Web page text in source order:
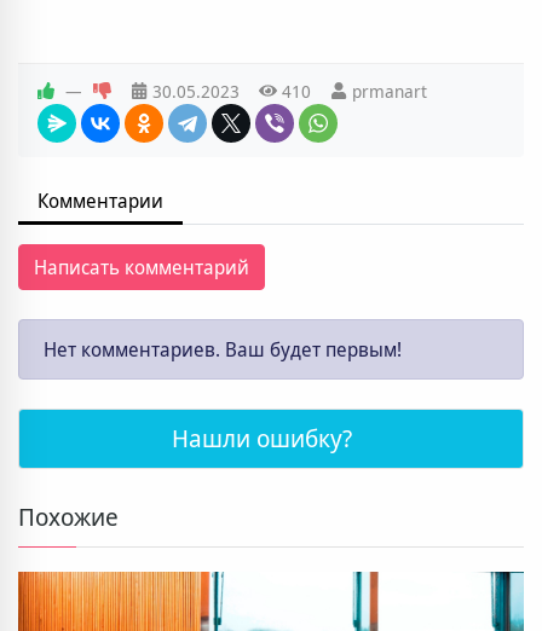
— 30.05.2023 410 prmanart
Комментарии
Написать комментарий
Нет комментариев. Ваш будет первым!
Нашли ошибку?
Похожие